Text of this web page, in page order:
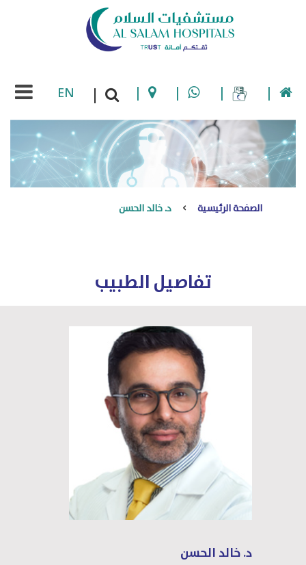
|
|
|
|
|
EN
الصفحة الرئيسية د. خالد الحسن
تفاصيل الطبيب
د. خالد الحسن